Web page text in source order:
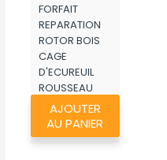
FORFAIT
REPARATION
ROTOR BOIS
CAGE
D'ECUREUIL
ROUSSEAU
AJOUTER
AU PANIER